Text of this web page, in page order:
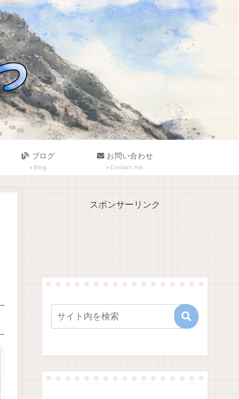
ブログ
Blog
お問い合わせ
Contact me
スポンサーリンク